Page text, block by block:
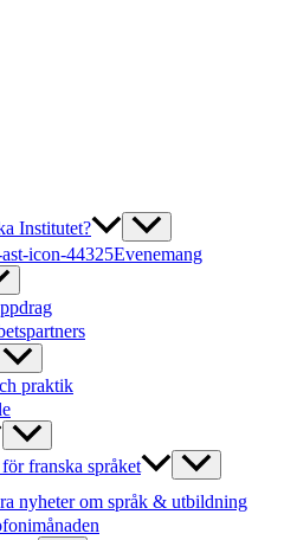
Institutet?
Evenemang
praktik
franska språket
nyheter om språk & utbildning